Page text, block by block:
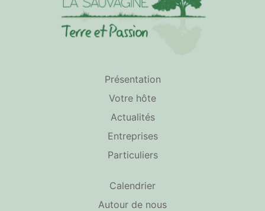
Présentation
Votre hôte
Actualités
Entreprises
Particuliers
Calendrier
Autour de nous